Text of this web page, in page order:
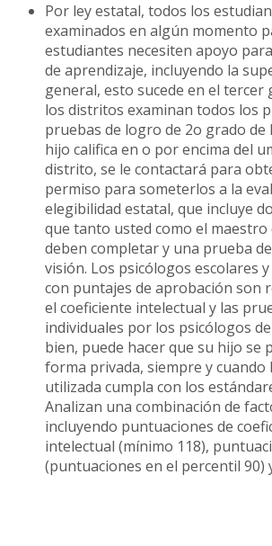
Por ley estatal, todos los
examinados en algún momento
estudiantes necesiten apoyo
de aprendizaje, incluyendo la
general, esto sucede en el tercer
los distritos examinan todos los
pruebas de logro de 2o grado de
hijo califica en o por encima del
distrito, se le contactará para
permiso para someterlos a la
elegibilidad estatal, que incluye
que tanto usted como el maestro
deben completar y una prueba
visión. Los psicólogos escolares
con puntajes de aprobación son
el coeficiente intelectual y las
individuales por los psicólogos
bien, puede hacer que su hijo se
forma privada, siempre y cuando
utilizada cumpla con los
Analizan una combinación de
incluyendo puntuaciones de
intelectual (mínimo 118),
(puntuaciones en el percentil 90)